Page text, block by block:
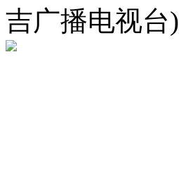
吉广播电视台)